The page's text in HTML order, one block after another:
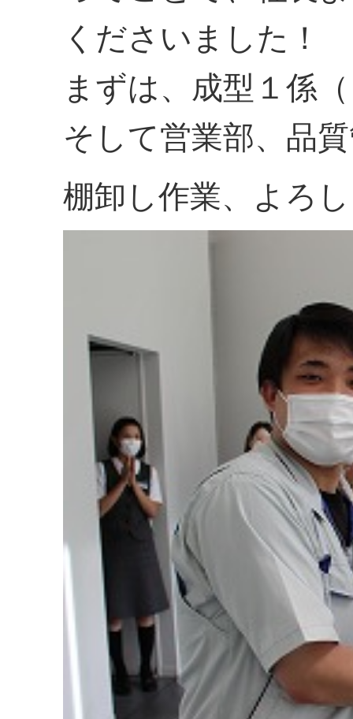
くださいました！
まずは、成型１係
そして営業部、品
棚卸し作業、よろ